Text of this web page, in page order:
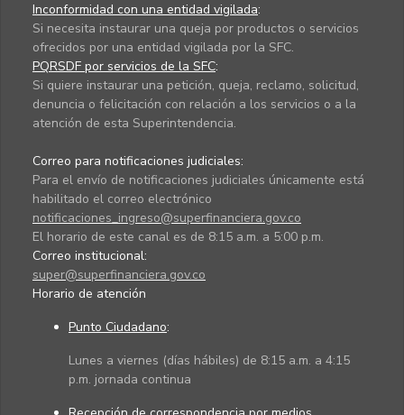
Inconformidad con una entidad vigilada:
Si necesita instaurar una queja por productos o servicios
ofrecidos por una entidad vigilada por la SFC.
PQRSDF por servicios de la SFC:
Si quiere instaurar una petición, queja, reclamo, solicitud,
denuncia o felicitación con relación a los servicios o a la
atención de esta Superintendencia.
Correo para notificaciones judiciales:
Para el envío de notificaciones judiciales únicamente está
habilitado el correo electrónico
notificaciones_ingreso@superfinanciera.gov.co
El horario de este canal es de 8:15 a.m. a 5:00 p.m.
Correo institucional:
super@superfinanciera.gov.co
Horario de atención
Punto Ciudadano:
Lunes a viernes (días hábiles) de 8:15 a.m. a 4:15
p.m. jornada continua